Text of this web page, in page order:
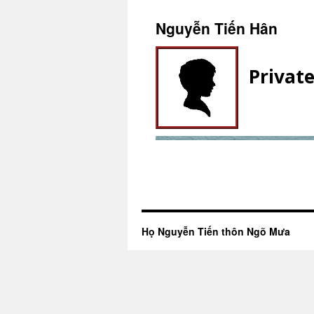
Nguyễn Tiến Hân
Private
Họ Nguyễn Tiến thôn Ngõ Mưa